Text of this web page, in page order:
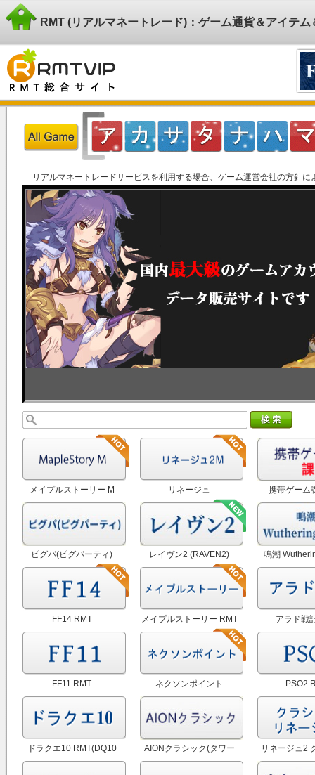
RMT (リアルマネートレード)：ゲーム通貨＆アイテ
リアルマネートレードサービスを利用する場合、ゲーム運営会社の方針
メイプルストーリー M
RMT|MapleStory M RMT
リネージュ
2M（Lineage2M） RMT
携帯ゲーム
ピグパ(ピグパーティ)
レイヴン2 (RAVEN2)
鳴潮
FF14 RMT メイプルストーリー RMT アラド戦
FF11 RMT
ネクソンポイント
RMT|NEXON Point RMT
PSO2
ドラクエ10 RMT(DQ10
AIONクラシック(タワー
オブアイオンクラシック)
リネージュ2